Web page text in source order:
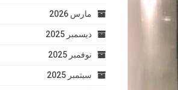
مارس 2026
ديسمبر 2025
نوفمبر 2025
سبتمبر 2025